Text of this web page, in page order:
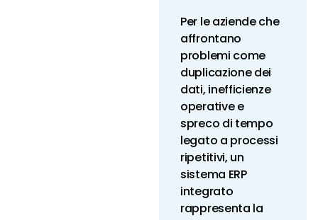
Per le aziende che
affrontano
problemi come
duplicazione dei
dati, inefficienze
operative e
spreco di tempo
legato a processi
ripetitivi, un
sistema ERP
integrato
rappresenta la